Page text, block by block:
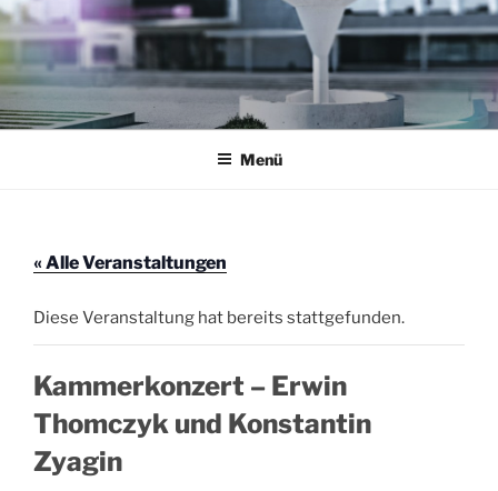
Zum
Inhalt
springen
AKTION THEATERFOYER E.V.
Veranstaltungen im Theaterfoyer Darmstadt
Menü
« Alle Veranstaltungen
Diese Veranstaltung hat bereits stattgefunden.
Kammerkonzert – Erwin
Thomczyk und Konstantin
Zyagin